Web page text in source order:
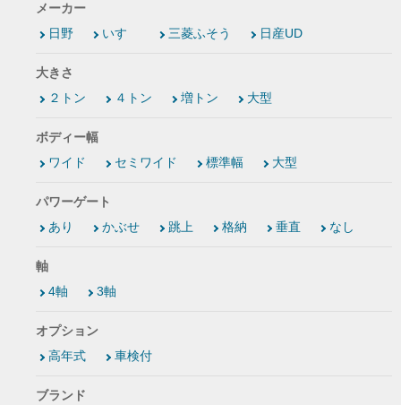
メーカー
日野
いすゞ 三菱ふそう 日産UD
大きさ
２トン
４トン 増トン 大型
ボディー幅
ワイド
セミワイド 標準幅 大型
パワーゲート
あり
かぶせ 跳上 格納 垂直 なし
軸
4軸
3軸
オプション
高年式
車検付
ブランド